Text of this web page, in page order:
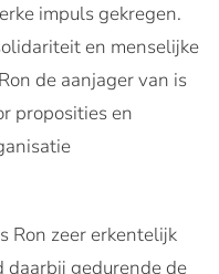
impuls gekregen.
en menselijke
de aanjager van is
proposities en
Ron zeer erkentelijk
daarbij gedurende de